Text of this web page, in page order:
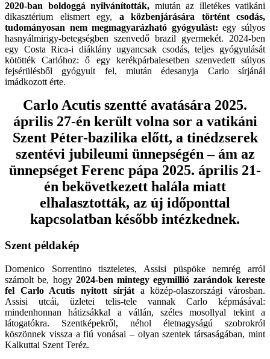
2020-ban boldoggá nyilvánították, miután az illetékes vatikáni
dikasztérium elismert egy, a közbenjárására történt csodás,
tudományosan nem megmagyarázható gyógyulást: egy súlyos
hasnyálmirigy-betegségben szenvedő brazil gyermekét. 2024-ben
egy Costa Rica-i diáklány ugyancsak csodás, teljes gyógyulását
kötötték Carlóhoz: ő egy kerékpárbalesetben szenvedett súlyos
fejsérülésből gyógyult fel, miután édesanyja Carlo sírjánál
imádkozott érte.
Carlo Acutis szentté avatására 2025.
április 27-én került volna sor a vatikáni
Szent Péter-bazilika előtt, a tinédzserek
szentévi jubileumi ünnepségén – ám az
ünnepséget Ferenc pápa 2025. április 21-
én bekövetkezett halála miatt
elhalasztották, az új időponttal
kapcsolatban később intézkednek.
Szent példakép
Domenico Sorrentino tiszteletes, Assisi püspöke nemrég arról
számolt be, hogy 2024-ben mintegy egymillió zarándok kereste
fel Carlo Acutis nyitott sírját a közép-olaszországi városban.
Assisi utcái, üzletei telis-tele vannak Carlo képmásával:
mindenhonnan hátizsákkal a vállán, széles mosollyal tekint a
látogatókra. Szentképekről, néhol életnagyságú szobrokról
köszönnek vissza a fiú vonásai – olyan szentek társaságában, mint
Kalkuttai Szent Teréz.